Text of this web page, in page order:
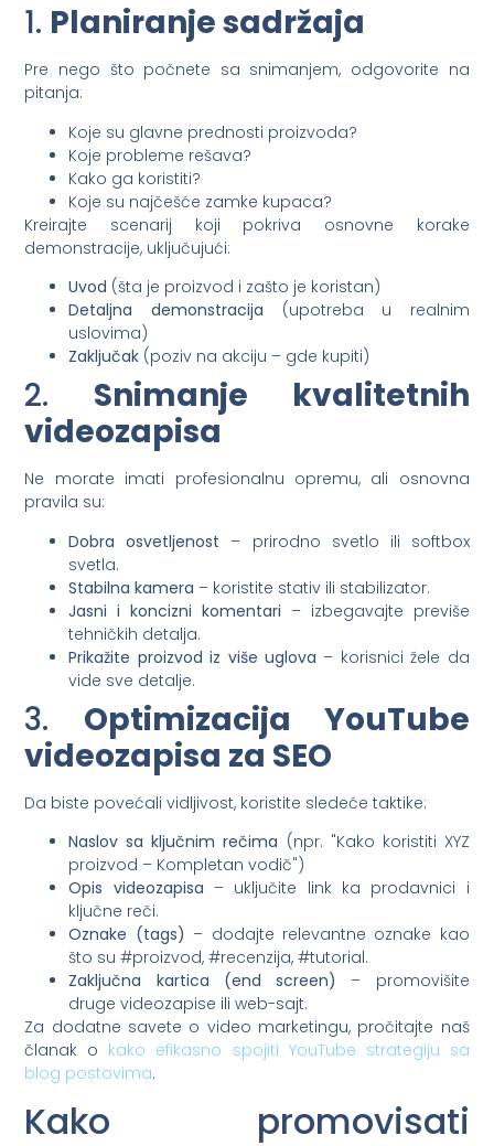
1. Planiranje sadržaja
Pre nego što počnete sa snimanjem, odgovorite na
pitanja:
Koje su glavne prednosti proizvoda?
Koje probleme rešava?
Kako ga koristiti?
Koje su najčešće zamke kupaca?
Kreirajte scenarij koji pokriva osnovne korake
demonstracije, uključujući:
Uvod (šta je proizvod i zašto je koristan)
Detaljna demonstracija (upotreba u realnim
uslovima)
Zaključak (poziv na akciju – gde kupiti)
2. Snimanje kvalitetnih
videozapisa
Ne morate imati profesionalnu opremu, ali osnovna
pravila su:
Dobra osvetljenost – prirodno svetlo ili softbox
svetla.
Stabilna kamera – koristite stativ ili stabilizator.
Jasni i koncizni komentari – izbegavajte previše
tehničkih detalja.
Prikažite proizvod iz više uglova – korisnici žele da
vide sve detalje.
3. Optimizacija YouTube
videozapisa za SEO
Da biste povećali vidljivost, koristite sledeće taktike:
Naslov sa ključnim rečima (npr. "Kako koristiti XYZ
proizvod – Kompletan vodič")
Opis videozapisa – uključite link ka prodavnici i
ključne reči.
Oznake (tags) – dodajte relevantne oznake kao
što su #proizvod, #recenzija, #tutorial.
Zaključna kartica (end screen)
– promovišite
druge videozapise ili web-sajt.
Za dodatne savete o video marketingu, pročitajte naš
članak o kako efikasno spojiti YouTube strategiju sa
blog postovima.
Kako promovisati